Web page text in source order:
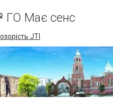
ГО Має сенс
JTI